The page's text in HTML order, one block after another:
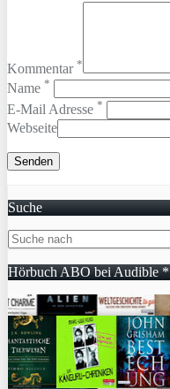
Kommentar *
Name *
E-Mail Adresse *
Webseite
Suche
Hörbuch ABO bei Audible *